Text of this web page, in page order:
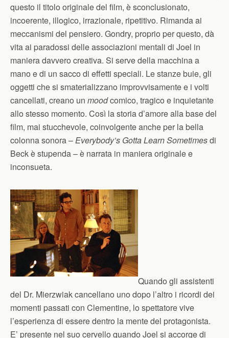
questo il titolo originale del film, è sconclusionato,
incoerente, illogico, irrazionale, ripetitivo. Rimanda ai
meccanismi del pensiero. Gondry, proprio per questo, dà
vita ai paradossi delle associazioni mentali di Joel in
maniera davvero creativa. Si serve della macchina a
mano e di un sacco di effetti speciali. Le stanze buie, gli
oggetti che si smaterializzano improvvisamente e i volti
cancellati, creano un moodcomico, tragico e inquietante
allo stesso momento. Così la storia d’amore alla base del
film, mai stucchevole, coinvolgente anche per la bella
colonna sonora –Everybody’s Gotta Learn Sometimesdi
Beck è stupenda – è narrata in maniera originale e
inconsueta.
Quando gli assistenti
del Dr. Mierzwiak cancellano uno dopo l’altro i ricordi dei
momenti passati con Clementine, lo spettatore vive
l’esperienza di essere dentro la mente del protagonista.
E’ presente nel suo cervello quando Joel si accorge di